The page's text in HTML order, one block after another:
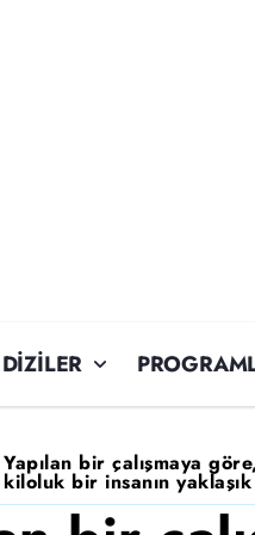
DİZİLER
Yapılan bir çalışmaya
kiloluk bir insanın